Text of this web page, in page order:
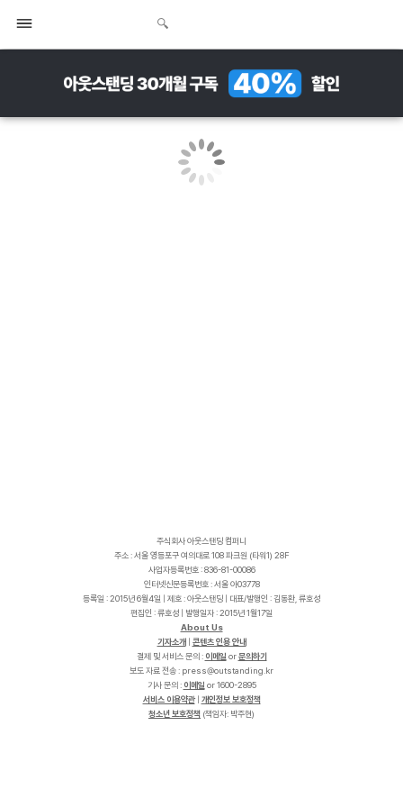
주식회사 아웃스탠딩 컴퍼니
주소 : 서울 영등포구 여의대로 108 파크원 (타워1) 28F
사업자등록번호 : 836-81-00086
인터넷신문등록번호 : 서울 아03778
등록일 : 2015년 6월4일 | 제호 : 아웃스탠딩 | 대표/발행인 : 김동환, 류호성
편집인 : 류호성 | 발행일자 : 2015년 1월17일
About Us
기자소개
콘텐츠 인용 안내
결제 및 서비스 문의 : 이메일 or문의하기
보도 자료 전송 :
r
k
.
g
n
i
d
n
a
t
s
t
u
o
@
s
s
e
r
p
기사 문의 : 이메일 or 1600-2895
서비스 이용약관| 개인정보 보호정책
청소년 보호정책 (책임자: 박주현)